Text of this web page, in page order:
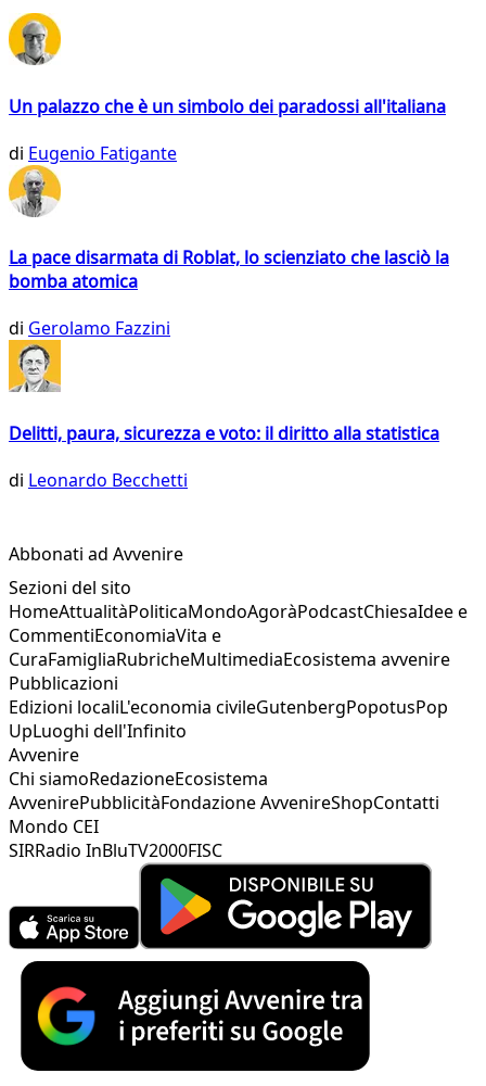
Un palazzo che è un simbolo dei paradossi all'italiana
di Eugenio Fatigante
La pace disarmata di Roblat, lo scienziato che lasciò la
bomba atomica
di Gerolamo Fazzini
Delitti, paura, sicurezza e voto: il diritto alla statistica
di Leonardo Becchetti
Abbonati ad Avvenire
Sezioni del sito
HomeAttualitàPoliticaMondoAgoràPodcastChiesaIdee e
CommentiEconomiaVita e
CuraFamigliaRubricheMultimediaEcosistema avvenire
Pubblicazioni
Edizioni localiL'economia civileGutenbergPopotusPop
UpLuoghi dell'Infinito
Avvenire
Chi siamoRedazioneEcosistema
AvvenirePubblicitàFondazione AvvenireShopContatti
Mondo CEI
SIRRadio InBluTV2000FISC